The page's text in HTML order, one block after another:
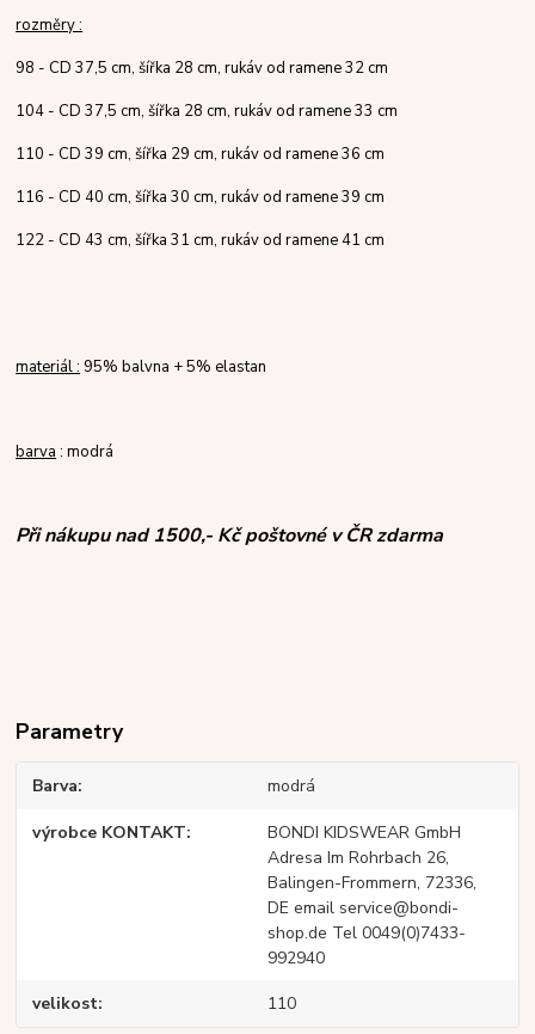
rozměry :
98 - CD 37,5 cm, šířka 28 cm, rukáv od ramene 32 cm
104 - CD 37,5 cm, šířka 28 cm, rukáv od ramene 33 cm
110 - CD 39 cm, šířka 29 cm, rukáv od ramene 36 cm
116 - CD 40 cm, šířka 30 cm, rukáv od ramene 39 cm
122 - CD 43 cm, šířka 31 cm, rukáv od ramene 41 cm
materiál : 95% balvna + 5% elastan
barva : modrá
Při nákupu nad 1500,- Kč poštovné v ČR zdarma
Parametry
Barva modrá
výrobce KONTAKT
BONDI KIDSWEAR GmbH
Adresa Im Rohrbach 26,
Balingen-Frommern, 72336,
DE email service@bondi-
shop.de Tel 0049(0)7433-
992940
velikost 110